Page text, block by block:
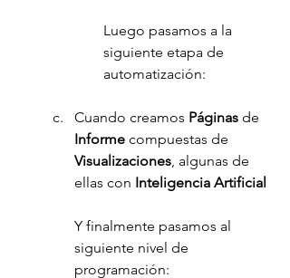
Luego pasamos a la
siguiente etapa de
automatización:
Cuando creamos Páginas de
Informe compuestas de
Visualizaciones , algunas de
ellas con Inteligencia Artificial
Y finalmente pasamos al
siguiente nivel de
programación: